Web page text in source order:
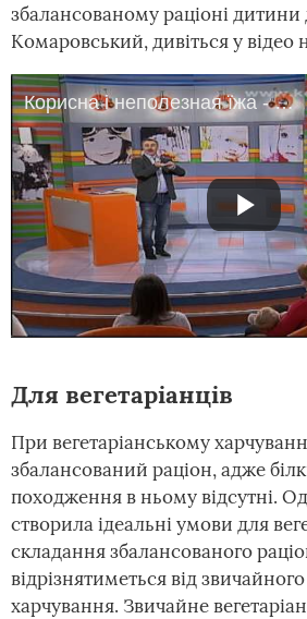
збалансованому раціоні дитини
Комаровський, дивіться у відео
Корисна і неполезная їжа - Школа доктора Комаровського
Для вегетаріанців
При вегетаріанському
збалансований раціон, адже
походження в ньому відсутні.
створила ідеальні умови для
складання збалансованого
відрізнятиметься від
харчування. Звичайне